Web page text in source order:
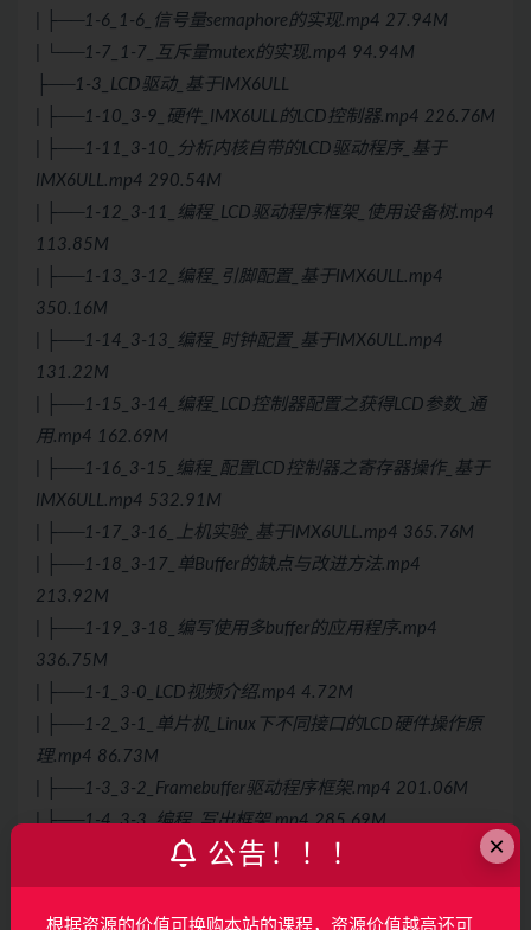
| ├──1-6_1-6_信号量semaphore的实现.mp4 27.94M
| └──1-7_1-7_互斥量mutex的实现.mp4 94.94M
├──1-3_LCD驱动_基于IMX6ULL
| ├──1-10_3-9_硬件_IMX6ULL的LCD控制器.mp4 226.76M
| ├──1-11_3-10_分析内核自带的LCD驱动程序_基于
IMX6ULL.mp4 290.54M
| ├──1-12_3-11_编程_LCD驱动程序框架_使用设备树.mp4
113.85M
| ├──1-13_3-12_编程_引脚配置_基于IMX6ULL.mp4
350.16M
| ├──1-14_3-13_编程_时钟配置_基于IMX6ULL.mp4
131.22M
| ├──1-15_3-14_编程_LCD控制器配置之获得LCD参数_通
用.mp4 162.69M
| ├──1-16_3-15_编程_配置LCD控制器之寄存器操作_基于
IMX6ULL.mp4 532.91M
| ├──1-17_3-16_上机实验_基于IMX6ULL.mp4 365.76M
| ├──1-18_3-17_单Buffer的缺点与改进方法.mp4
213.92M
| ├──1-19_3-18_编写使用多buffer的应用程序.mp4
336.75M
| ├──1-1_3-0_LCD视频介绍.mp4 4.72M
| ├──1-2_3-1_单片机_Linux下不同接口的LCD硬件操作原
理.mp4 86.73M
| ├──1-3_3-2_Framebuffer驱动程序框架.mp4 201.06M
| ├──1-4_3-3_编程_写出框架.mp4 285.69M
| ├──1-5_3-4_编程_最简单的LCD驱动_基于QEMU.mp4
89.10M
| ├──1-6_3-5_上机实验_基于QEMU.mp4 329.14M
×
公告！！！
根据资源的价值可换购本站的课程，资源价值越高还可